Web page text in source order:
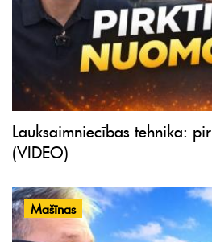
Lauksaimniecības tehnika:
(VIDEO)
Mašīnas